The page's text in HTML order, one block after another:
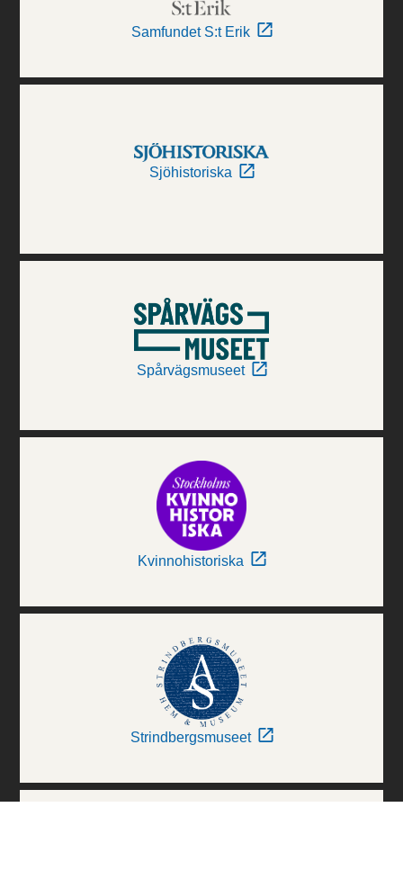
Samfundet S:t Erik
Sjöhistoriska
Spårvägsmuseet
Kvinnohistoriska
Strindbergsmuseet